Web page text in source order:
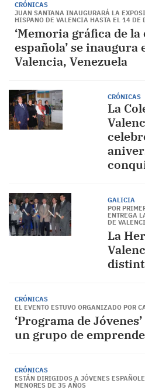
CRÓNICAS
JUAN SANTANA INAUGURARÁ LA
HISPANO DE VALENCIA HASTA EL 14 DE
‘Memoria gráfica de
española’ se inaugura
Valencia, Venezuela
CRÓNICAS
La
GALICIA
POR
ENTREGA
DE
La
CRÓNICAS
EL EVENTO ESTUVO ORGANIZADO POR
‘Programa de
un grupo de
CRÓNICAS
ESTÁN DIRIGIDOS A JÓVENES
MENORES DE 35 AÑOS